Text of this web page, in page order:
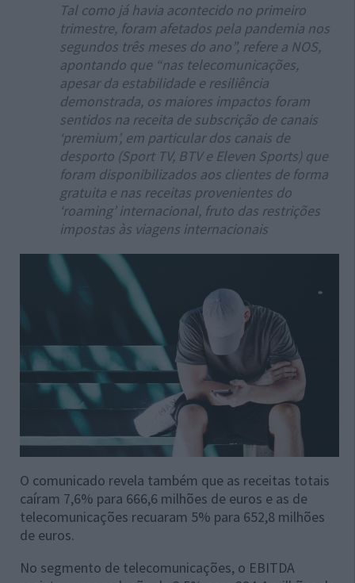
Tal como já havia acontecido no primeiro
trimestre, foram afetados pela pandemia nos
segundos três meses do ano”, refere a NOS,
apontando que “nas telecomunicações,
apesar da estabilidade e resiliência
demonstrada, os maiores impactos foram
sentidos na receita de subscrição de canais
‘premium’, em particular dos canais de
desporto (Sport TV, BTV e Eleven Sports) que
foram disponibilizados aos clientes de forma
gratuita e nas receitas provenientes do
‘roaming’ internacional, fruto das restrições
impostas às viagens internacionais
O comunicado revela também que as receitas totais
caíram 7,6% para 666,6 milhões de euros e as de
telecomunicações recuaram 5% para 652,8 milhões
de euros.
No segmento de telecomunicações, o EBITDA